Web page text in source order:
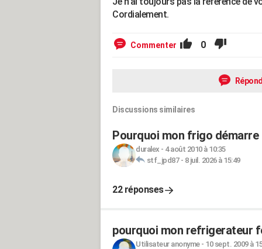
Cordialement.
Commenter 0
Discussions similaires
Pourquoi mon frigo
duralex - 4 août 2010 à 10:35
stf_jpd87- 8 juil. 2026 à 15:49
22 réponses
pourquoi mon refrigerateur
Utilisateur anonyme- 10 sept. 2009 à